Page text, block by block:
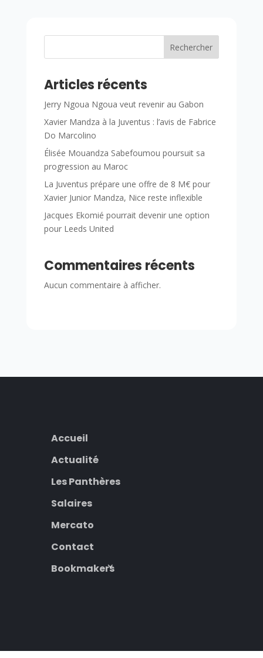
Rechercher
Articles récents
Jerry Ngoua Ngoua veut revenir au Gabon
Xavier Mandza à la Juventus : l’avis de Fabrice
Do Marcolino
Élisée Mouandza Sabefoumou poursuit sa
progression au Maroc
La Juventus prépare une offre de 8 M€ pour
Xavier Junior Mandza, Nice reste inflexible
Jacques Ekomié pourrait devenir une option
pour Leeds United
Commentaires récents
Aucun commentaire à afficher.
Accueil
Actualité
Les Panthères
Salaires
Mercato
Contact
Bookmakers